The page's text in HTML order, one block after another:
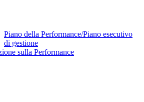
Piano della Performance/Piano esecutivo
di gestione
sulla Performance